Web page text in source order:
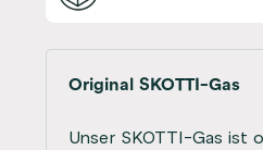
Original SKOTTI-Gas
Unser SKOTTI-Gas ist